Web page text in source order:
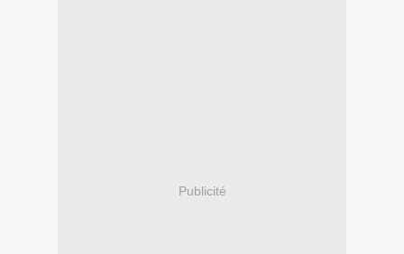
Publicité